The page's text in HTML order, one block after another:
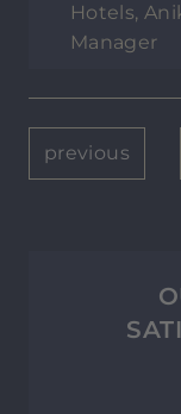
Hotels,
Manager
previous